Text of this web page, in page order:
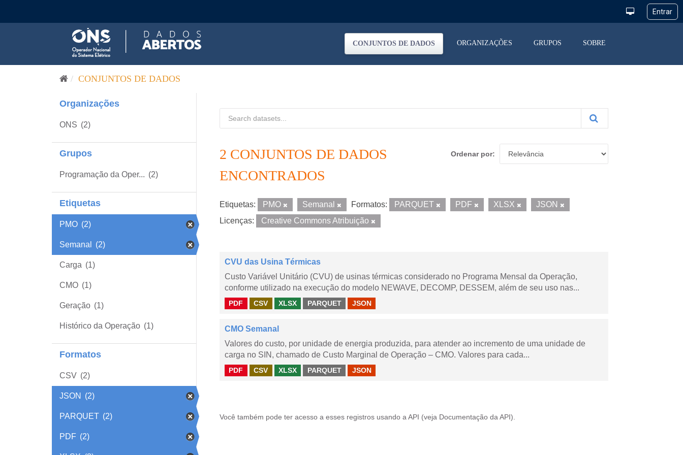
CONJUNTOS DE DADOS ORGANIZAÇÕES GRUPOS SOBRE
CONJUNTOS DE DADOS
Organizações
ONS (2)
Grupos
Programação da Oper... (2)
Etiquetas
PMO (2)
Semanal (2)
Carga (1)
CMO (1)
Geração (1)
Histórico da Operação (1)
Formatos
CSV (2)
JSON (2)
PARQUET (2)
PDF (2)
Ordenar por
2 CONJUNTOS DE DADOS
ENCONTRADOS
Etiquetas: PMO Semanal Formatos: PARQUET PDF XLSX
JSON
Licenças:
Creative Commons Atribuição
CVU das Usina Térmicas
Custo Variável Unitário (CVU) de usinas térmicas considerado no Programa Mensal da Operação,
conforme utilizado na execução do modelo NEWAVE, DECOMP, DESSEM, além de seu uso nas...
PDF CSV XLSX PARQUET JSON
CMO Semanal
Valores do custo, por unidade de energia produzida, para atender ao incremento de uma unidade de
carga no SIN, chamado de Custo Marginal de Operação – CMO. Valores para cada...
PDF CSV XLSX PARQUET JSON
Você também pode ter acesso a esses registros usando a API (veja Documentação da API ).